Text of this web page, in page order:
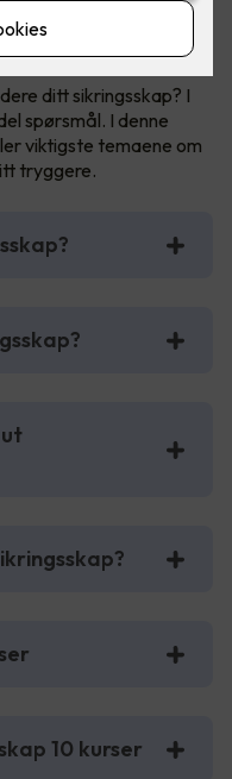
sikringsskap
ditt sikringsskap? I
spørsmål. I denne
viktigste temaene om
tryggere.
10 kurser